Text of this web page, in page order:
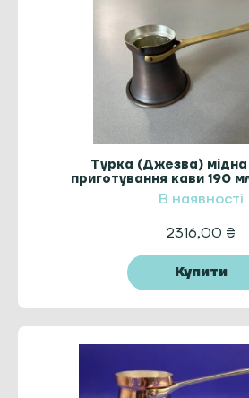
Турка (Джезва) мідна
приготування кави 190
В наявності
2316,00 ₴
Купити